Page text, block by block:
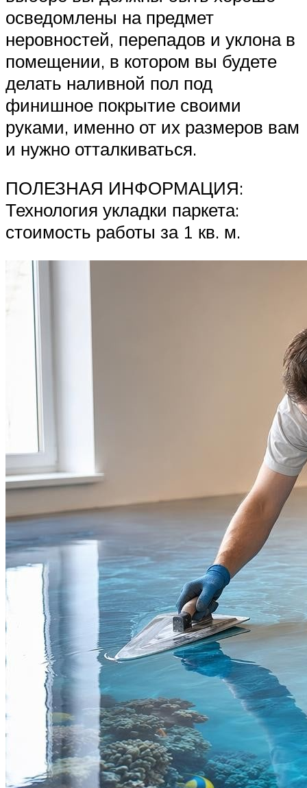
осведомлены на предмет
неровностей, перепадов и уклона в
помещении, в котором вы будете
делать наливной пол под
финишное покрытие своими
руками, именно от их размеров вам
и нужно отталкиваться.
ПОЛЕЗНАЯ ИНФОРМАЦИЯ:
Технология укладки паркета:
стоимость работы за 1 кв. м.